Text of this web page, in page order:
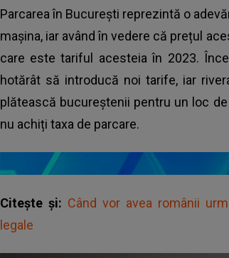
Parcarea în București reprezintă o
mașina, iar având în vedere că prețul
care este tariful acesteia în 2023.
hotărât să introducă noi tarife, iar
plătească bucureștenii pentru un loc
nu achiți taxa de parcare.
Citește și: Când vor avea românii
legale